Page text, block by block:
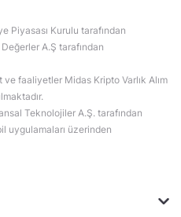
Piyasası Kurulu tarafından
A.Ş tarafından
faaliyetler Midas Kripto Varlık Alım
Teknolojiler A.Ş. tarafından
uygulamaları üzerinden